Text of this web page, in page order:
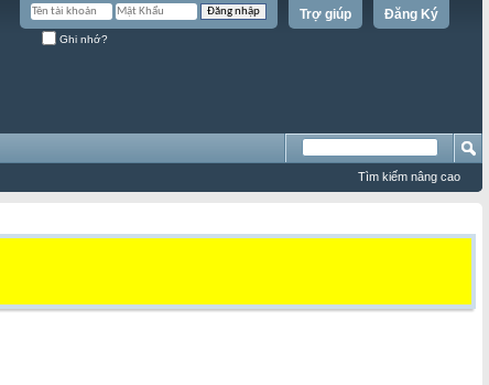
Đăng Ký
Trợ giúp
Ghi nhớ?
Tìm kiếm nâng cao